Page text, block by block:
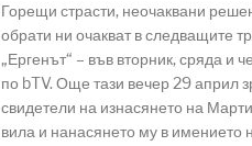
Горещи страсти, неочаквани
обрати ни очакват в следващите
„Ергенът“ – във вторник, сряда и
по bTV. Още тази вечер 29 април
свидетели на изнасянето на
вила и нанасянето му в имението